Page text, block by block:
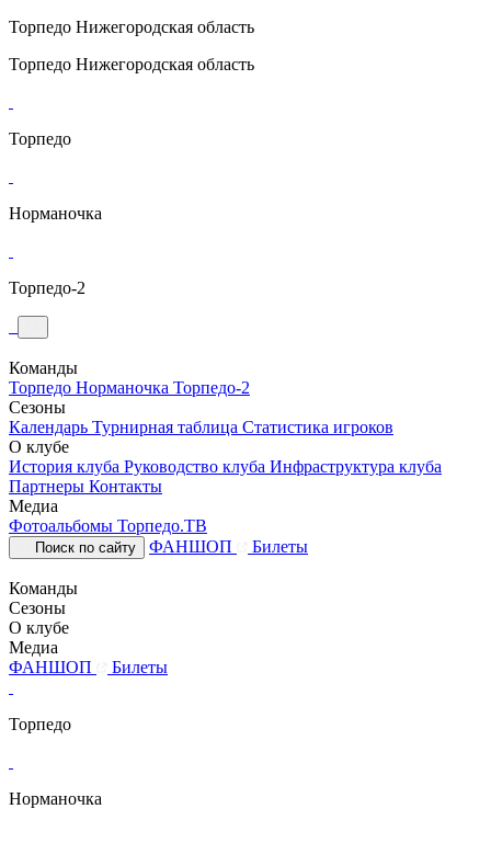
Торпедо Нижегородская область
Торпедо Нижегородская область
Торпедо
Норманочка
Торпедо-2
Команды
Торпедо Норманочка Торпедо-2
Сезоны
Календарь Турнирная таблица Статистика игроков
О клубе
История клуба Руководство клуба Инфраструктура клуба
Партнеры Контакты
Медиа
Фотоальбомы Торпедо.ТВ
Поиск по сайту ФАНШОП Билеты
Команды
Сезоны
О клубе
Медиа
ФАНШОП
Билеты
Торпедо
Норманочка